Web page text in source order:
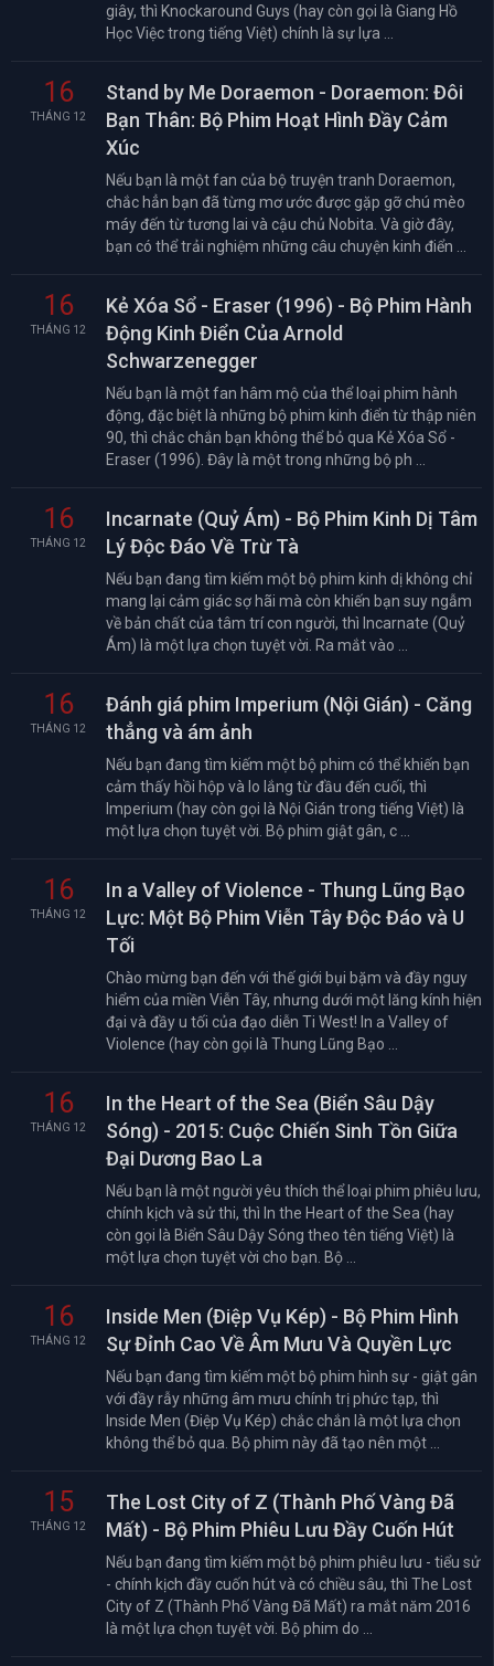
giây, thì Knockaround Guys (hay còn gọi là Giang Hồ
Học Việc trong tiếng Việt) chính là sự lựa ...
16
THÁNG 12
Stand by Me Doraemon - Doraemon: Đôi
Bạn Thân: Bộ Phim Hoạt Hình Đầy Cảm
Xúc
Nếu bạn là một fan của bộ truyện tranh Doraemon,
chắc hẳn bạn đã từng mơ ước được gặp gỡ chú mèo
máy đến từ tương lai và cậu chủ Nobita. Và giờ đây,
bạn có thể trải nghiệm những câu chuyện kinh điển ...
16
THÁNG 12
Kẻ Xóa Sổ - Eraser (1996) - Bộ Phim Hành
Động Kinh Điển Của Arnold
Schwarzenegger
Nếu bạn là một fan hâm mộ của thể loại phim hành
động, đặc biệt là những bộ phim kinh điển từ thập niên
90, thì chắc chắn bạn không thể bỏ qua Kẻ Xóa Sổ -
Eraser (1996). Đây là một trong những bộ ph ...
16
THÁNG 12
Incarnate (Quỷ Ám) - Bộ Phim Kinh Dị Tâm
Lý Độc Đáo Về Trừ Tà
Nếu bạn đang tìm kiếm một bộ phim kinh dị không chỉ
mang lại cảm giác sợ hãi mà còn khiến bạn suy ngẫm
về bản chất của tâm trí con người, thì Incarnate (Quỷ
Ám) là một lựa chọn tuyệt vời. Ra mắt vào ...
16
THÁNG 12
Đánh giá phim Imperium (Nội Gián) - Căng
thẳng và ám ảnh
Nếu bạn đang tìm kiếm một bộ phim có thể khiến bạn
cảm thấy hồi hộp và lo lắng từ đầu đến cuối, thì
Imperium (hay còn gọi là Nội Gián trong tiếng Việt) là
một lựa chọn tuyệt vời. Bộ phim giật gân, c ...
16
THÁNG 12
In a Valley of Violence - Thung Lũng Bạo
Lực: Một Bộ Phim Viễn Tây Độc Đáo và U
Tối
Chào mừng bạn đến với thế giới bụi bặm và đầy nguy
hiểm của miền Viễn Tây, nhưng dưới một lăng kính hiện
đại và đầy u tối của đạo diễn Ti West! In a Valley of
Violence (hay còn gọi là Thung Lũng Bạo ...
16
THÁNG 12
In the Heart of the Sea (Biển Sâu Dậy
Sóng) - 2015: Cuộc Chiến Sinh Tồn Giữa
Đại Dương Bao La
Nếu bạn là một người yêu thích thể loại phim phiêu lưu,
chính kịch và sử thi, thì In the Heart of the Sea (hay
còn gọi là Biển Sâu Dậy Sóng theo tên tiếng Việt) là
một lựa chọn tuyệt vời cho bạn. Bộ ...
16
THÁNG 12
Inside Men (Điệp Vụ Kép) - Bộ Phim Hình
Sự Đỉnh Cao Về Âm Mưu Và Quyền Lực
Nếu bạn đang tìm kiếm một bộ phim hình sự - giật gân
với đầy rẫy những âm mưu chính trị phức tạp, thì
Inside Men (Điệp Vụ Kép) chắc chắn là một lựa chọn
không thể bỏ qua. Bộ phim này đã tạo nên một ...
15
THÁNG 12
The Lost City of Z (Thành Phố Vàng Đã
Mất) - Bộ Phim Phiêu Lưu Đầy Cuốn Hút
Nếu bạn đang tìm kiếm một bộ phim phiêu lưu - tiểu sử
- chính kịch đầy cuốn hút và có chiều sâu, thì The Lost
City of Z (Thành Phố Vàng Đã Mất) ra mắt năm 2016
là một lựa chọn tuyệt vời. Bộ phim do ...